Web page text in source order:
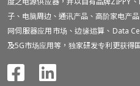
子、电脑周边、通讯产品、高阶家电产
网伺服器应用市场、边缘运算、Data
及5G市场应用等，独家研发专利更获得